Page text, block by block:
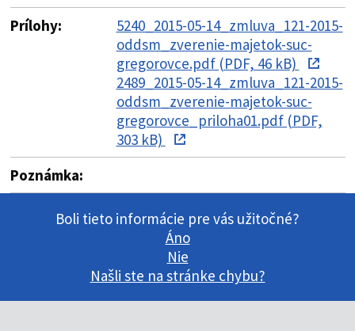
Prílohy:
5240_2015-05-14_zmluva_121-2015-
oddsm_zverenie-majetok-suc-
gregorovce.pdf (PDF, 46 kB)
2489_2015-05-14_zmluva_121-2015-
oddsm_zverenie-majetok-suc-
gregorovce_priloha01.pdf (PDF,
303 kB)
Poznámka:
Boli tieto informácie pre vás užitočné?
Áno
Nie
Našli ste na stránke chybu?